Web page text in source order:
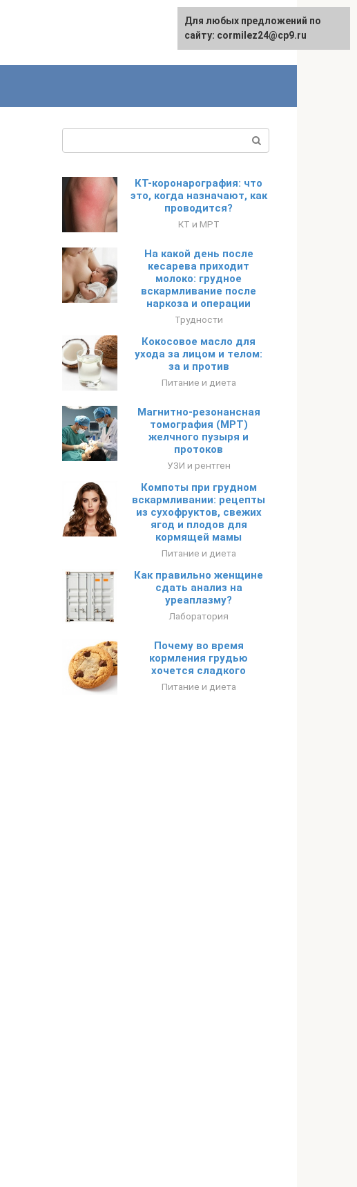
КТ-коронарография: что
это, когда назначают, как
проводится?
КТ и МРТ
На какой день после
кесарева приходит
молоко: грудное
вскармливание после
наркоза и операции
Трудности
Кокосовое масло для
ухода за лицом и телом:
за и против
Питание и диета
Магнитно-резонансная
томография (МРТ)
желчного пузыря и
протоков
УЗИ и рентген
Компоты при грудном
вскармливании: рецепты
из сухофруктов, свежих
ягод и плодов для
кормящей мамы
Питание и диета
Как правильно женщине
сдать анализ на
уреаплазму?
Лаборатория
Почему во время
кормления грудью
хочется сладкого
Питание и диета
Для любых предложений по
сайту: cormilez24@cp9.ru